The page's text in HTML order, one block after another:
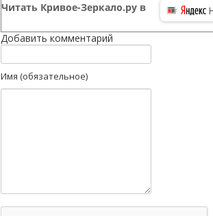
Читать Кривое-Зеркало.ру в
Добавить комментарий
Имя (обязательное)